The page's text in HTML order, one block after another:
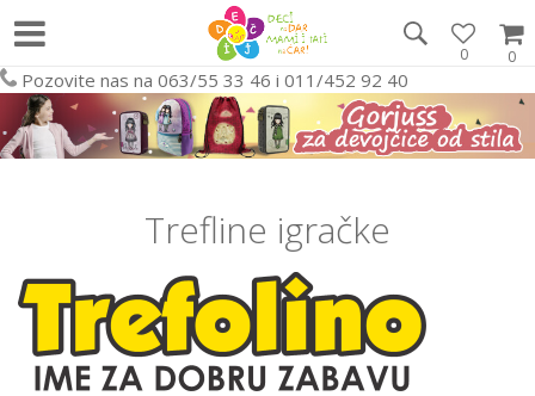
0
0
Pozovite nas na 063/55 33 46 i 011/452 92 40
Trefline igračke